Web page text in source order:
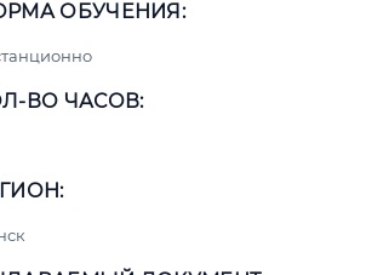
ОБУЧЕНИЯ:
ВО ЧАСОВ: